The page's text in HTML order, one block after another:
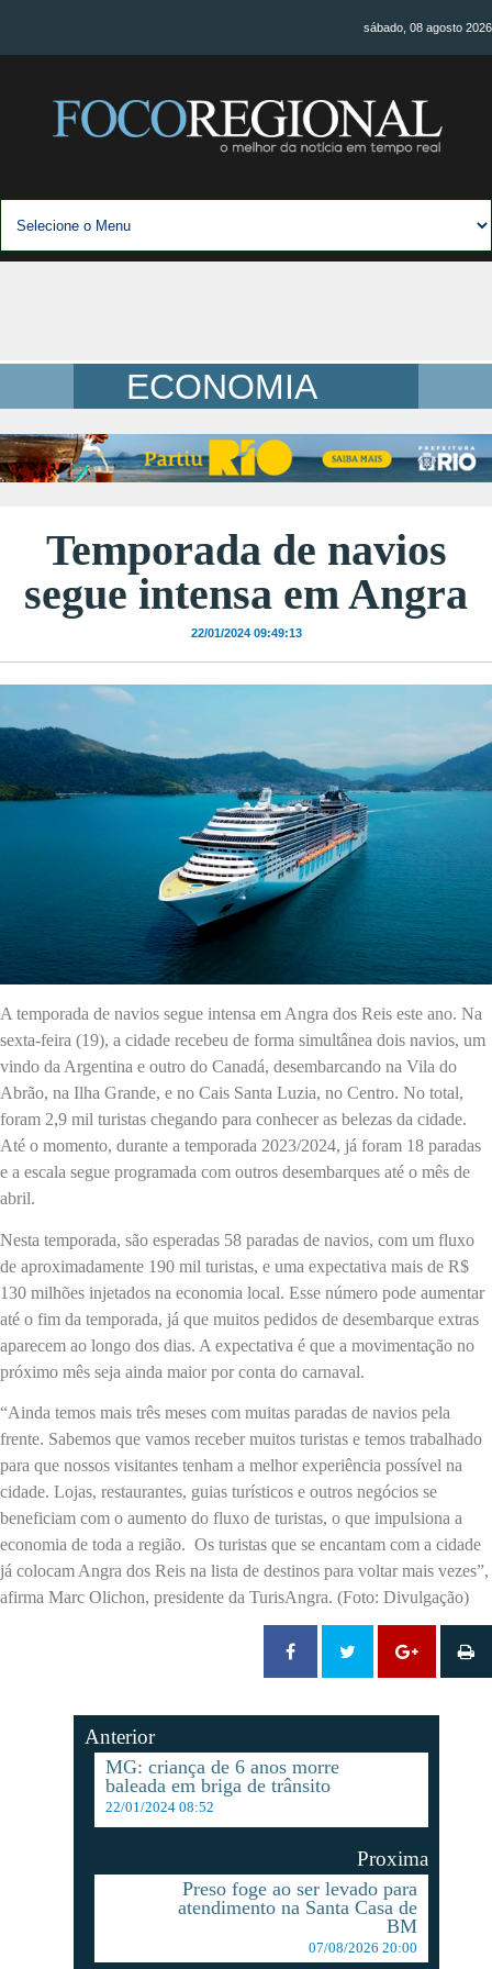
sábado, 08 agosto 2026
ECONOMIA
Temporada de navios
segue intensa em Angra
22/01/2024 09:49:13
A temporada de navios segue intensa em Angra dos Reis este ano. Na
sexta-feira (19), a cidade recebeu de forma simultânea dois navios, um
vindo da Argentina e outro do Canadá, desembarcando na Vila do
Abrão, na Ilha Grande, e no Cais Santa Luzia, no Centro. No total,
foram 2,9 mil turistas chegando para conhecer as belezas da cidade.
Até o momento, durante a temporada 2023/2024, já foram 18 paradas
e a escala segue programada com outros desembarques até o mês de
abril.
Nesta temporada, são esperadas 58 paradas de navios, com um fluxo
de aproximadamente 190 mil turistas, e uma expectativa mais de R$
130 milhões injetados na economia local. Esse número pode aumentar
até o fim da temporada, já que muitos pedidos de desembarque extras
aparecem ao longo dos dias. A expectativa é que a movimentação no
próximo mês seja ainda maior por conta do carnaval.
“Ainda temos mais três meses com muitas paradas de navios pela
frente. Sabemos que vamos receber muitos turistas e temos trabalhado
para que nossos visitantes tenham a melhor experiência possível na
cidade. Lojas, restaurantes, guias turísticos e outros negócios se
beneficiam com o aumento do fluxo de turistas, o que impulsiona a
economia de toda a região. Os turistas que se encantam com a cidade
já colocam Angra dos Reis na lista de destinos para voltar mais vezes”,
afirma Marc Olichon, presidente da TurisAngra. (Foto: Divulgação)
Anterior
MG: criança de 6 anos morre
baleada em briga de trânsito
22/01/2024 08:52
Proxima
Preso foge ao ser levado para
atendimento na Santa Casa de
BM
07/08/2026 20:00